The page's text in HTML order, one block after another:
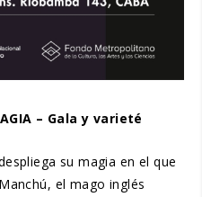
– Gala y varieté
su magia en el que
el mago inglés